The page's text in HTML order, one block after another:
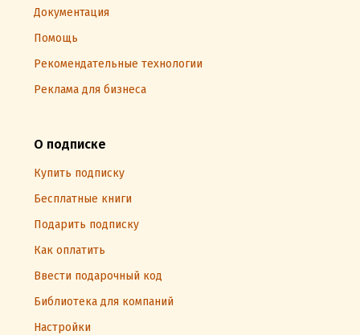
Документация
Помощь
Рекомендательные технологии
Реклама для бизнеса
О подписке
Купить подписку
Бесплатные книги
Подарить подписку
Как оплатить
Ввести подарочный код
Библиотека для компаний
Настройки